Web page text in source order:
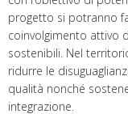
progetto si potranno
coinvolgimento attivo
sostenibili. Nel
ridurre le
qualità nonché
integrazione.